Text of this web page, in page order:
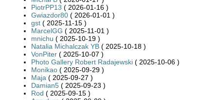
PiotrPP13 ( 2026-01-16 )
Gwiazdor80 ( 2026-01-01 )
gst ( 2025-11-15 )
MarcelGG ( 2025-11-01 )
mnichu ( 2025-10-19 )
Natalia Michalczak YB ( 2025-10-18 )
VonPiter ( 2025-10-07 )
Photo Gallery Robert Radajewski ( 2025-10-06 )
Monikao ( 2025-09-29 )
Maja ( 2025-09-27 )
Damian5 ( 2025-09-23 )
Rod ( 2025-09-15 )